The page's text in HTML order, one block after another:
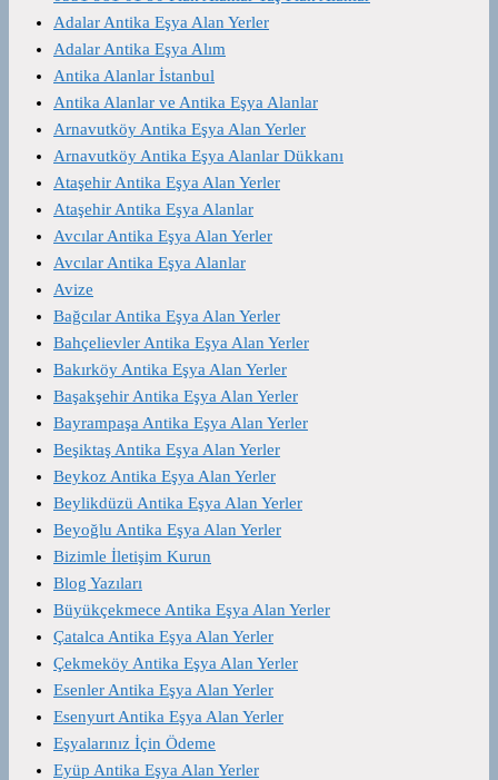
Adalar Antika Eşya Alan Yerler
Adalar Antika Eşya Alım
Antika Alanlar İstanbul
Antika Alanlar ve Antika Eşya Alanlar
Arnavutköy Antika Eşya Alan Yerler
Arnavutköy Antika Eşya Alanlar Dükkanı
Ataşehir Antika Eşya Alan Yerler
Ataşehir Antika Eşya Alanlar
Avcılar Antika Eşya Alan Yerler
Avcılar Antika Eşya Alanlar
Avize
Bağcılar Antika Eşya Alan Yerler
Bahçelievler Antika Eşya Alan Yerler
Bakırköy Antika Eşya Alan Yerler
Başakşehir Antika Eşya Alan Yerler
Bayrampaşa Antika Eşya Alan Yerler
Beşiktaş Antika Eşya Alan Yerler
Beykoz Antika Eşya Alan Yerler
Beylikdüzü Antika Eşya Alan Yerler
Beyoğlu Antika Eşya Alan Yerler
Bizimle İletişim Kurun
Blog Yazıları
Büyükçekmece Antika Eşya Alan Yerler
Çatalca Antika Eşya Alan Yerler
Çekmeköy Antika Eşya Alan Yerler
Esenler Antika Eşya Alan Yerler
Esenyurt Antika Eşya Alan Yerler
Eşyalarınız İçin Ödeme
Eyüp Antika Eşya Alan Yerler